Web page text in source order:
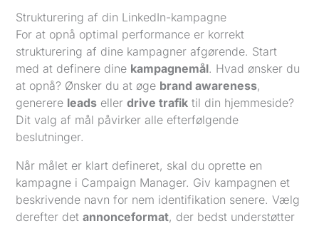
Strukturering af din LinkedIn-kampagne
For at opnå optimal performance er korrekt
strukturering af dine kampagner afgørende. Start
med at definere dine kampagnemål. Hvad ønsker du
at opnå? Ønsker du at øge brand awareness,
generere leads ellerdrive trafik til din hjemmeside?
Dit valg af mål påvirker alle efterfølgende
beslutninger.
Når målet er klart defineret, skal du oprette en
kampagne i Campaign Manager. Giv kampagnen et
beskrivende navn for nem identifikation senere. Vælg
derefter detannonceformat, der bedst understøtter